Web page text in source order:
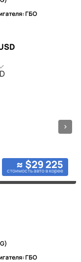
ГБО
≈ $29 225
стоимость авто в корее
ГБО